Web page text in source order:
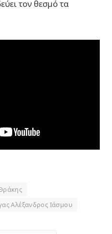
τον θεσμό τα
Αλέξανδρος Ιάσμου